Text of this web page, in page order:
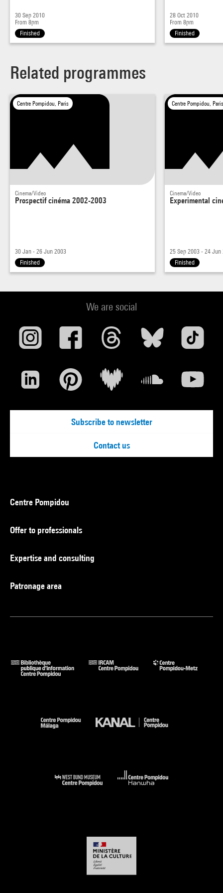
30 Sep 2010
From 8pm
Finished
28 Oct 2010
From 8pm
Finished
Related programmes
Centre Pompidou, Paris
Cinema/Video
Prospectif cinéma 2002-2003
30 Jan - 26 Jun 2003
Finished
Centre Pompidou,
Cinema/Video
Experimental
25 Sep 2003 - 24 Jun
Finished
We are social
Subscribe to newsletter
Contact us
Centre Pompidou
Offer to professionals
Expertise and consulting
Patronage area